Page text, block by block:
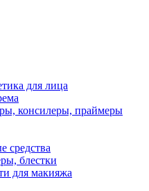
для лица
консилеры, праймеры
средства
блестки
для макияжа